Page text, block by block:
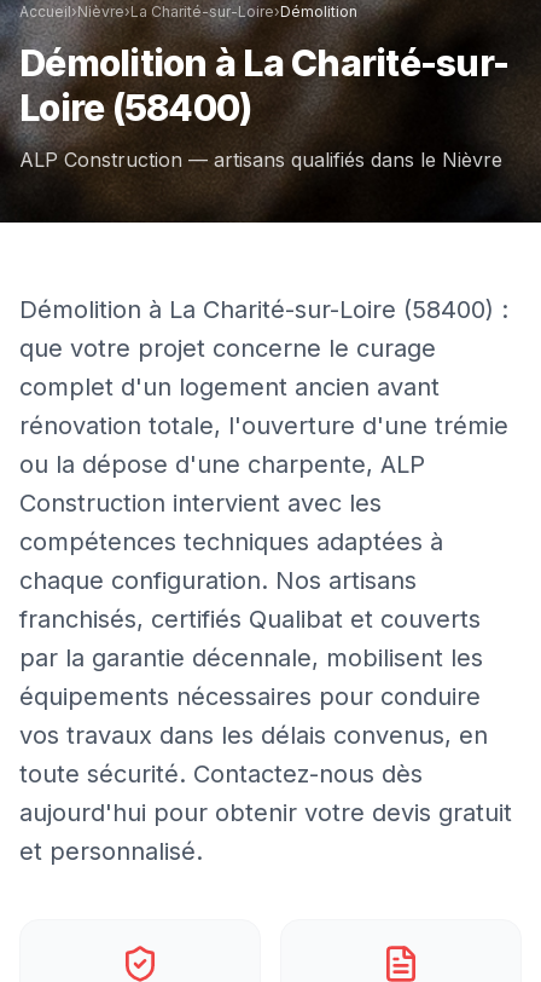
Accueil›Nièvre›La Charité-sur-Loire›Démolition
Démolition à La Charité-sur-
Loire(58400)
ALP Construction — artisans qualifiés dans le Nièvre
Démolition à La Charité-sur-Loire (58400) :
que votre projet concerne le curage
complet d'un logement ancien avant
rénovation totale, l'ouverture d'une trémie
ou la dépose d'une charpente, ALP
Construction intervient avec les
compétences techniques adaptées à
chaque configuration. Nos artisans
franchisés, certifiés Qualibat et couverts
par la garantie décennale, mobilisent les
équipements nécessaires pour conduire
vos travaux dans les délais convenus, en
toute sécurité. Contactez-nous dès
aujourd'hui pour obtenir votre devis gratuit
et personnalisé.